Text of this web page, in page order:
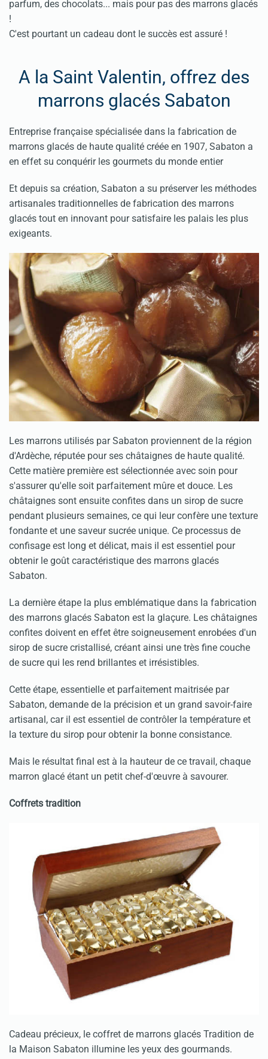
parfum, des chocolats... mais pour pas des marrons glacés
!
C'est pourtant un cadeau dont le succès est assuré !
A la Saint Valentin, offrez des
marrons glacés Sabaton
Entreprise française spécialisée dans la fabrication de
marrons glacés de haute qualité créée en 1907, Sabaton a
en effet su conquérir les gourmets du monde entier
Et depuis sa création, Sabaton a su préserver les méthodes
artisanales traditionnelles de fabrication des marrons
glacés tout en innovant pour satisfaire les palais les plus
exigeants.
Les marrons utilisés par Sabaton proviennent de la région
d'Ardèche, réputée pour ses châtaignes de haute qualité.
Cette matière première est sélectionnée avec soin pour
s'assurer qu'elle soit parfaitement mûre et douce. Les
châtaignes sont ensuite confites dans un sirop de sucre
pendant plusieurs semaines, ce qui leur confère une texture
fondante et une saveur sucrée unique. Ce processus de
confisage est long et délicat, mais il est essentiel pour
obtenir le goût caractéristique des marrons glacés
Sabaton.
La dernière étape la plus emblématique dans la fabrication
des marrons glacés Sabaton est la glaçure. Les châtaignes
confites doivent en effet être soigneusement enrobées d'un
sirop de sucre cristallisé, créant ainsi une très fine couche
de sucre qui les rend brillantes et irrésistibles.
Cette étape, essentielle et parfaitement maitrisée par
Sabaton, demande de la précision et un grand savoir-faire
artisanal, car il est essentiel de contrôler la température et
la texture du sirop pour obtenir la bonne consistance.
Mais le résultat final est à la hauteur de ce travail, chaque
marron glacé étant un petit chef-d'œuvre à savourer.
Coffrets tradition
Cadeau précieux, le coffret de marrons glacés Tradition de
la Maison Sabaton illumine les yeux des gourmands.